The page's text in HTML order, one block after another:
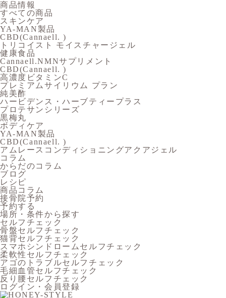
商品情報
すべての商品
スキンケア
YA-MAN製品
CBD(Cannaell. )
トリコイスト モイスチャージェル
健康食品
Cannaell.NMNサプリメント
CBD(Cannaell. )
高濃度ビタミンC
プレミアムサイリウム プラン
純美酢
ハービデンス・ハーブティープラス
プロテサンシリーズ
黒梅丸
ボディケア
YA-MAN製品
CBD(Cannaell. )
アムレースコンディショニングアクアジェル
コラム
からだのコラム
ブログ
レシピ
商品コラム
接骨院予約
予約する
場所・条件から探す
セルフチェック
骨盤セルフチェック
猫背セルフチェック
スマホシンドロームセルフチェック
柔軟性セルフチェック
アゴのトラブルセルフチェック
毛細血管セルフチェック
反り腰セルフチェック
ログイン・会員登録